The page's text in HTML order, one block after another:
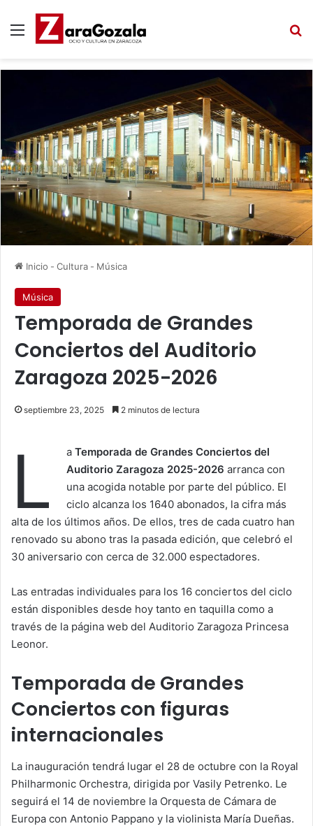
Menú
Inicio - Cultura - Música
Música
Temporada de Grandes
Conciertos del Auditorio
Zaragoza 2025-2026
septiembre 23, 2025 2 minutos de lectura
L a Temporada de Grandes Conciertos del
Auditorio Zaragoza 2025-2026 arranca con
una acogida notable por parte del público. El
ciclo alcanza los 1640 abonados, la cifra más
alta de los últimos años. De ellos, tres de cada cuatro han
renovado su abono tras la pasada edición, que celebró el
30 aniversario con cerca de 32.000 espectadores.
Las entradas individuales para los 16 conciertos del ciclo
están disponibles desde hoy tanto en taquilla como a
través de la página web del Auditorio Zaragoza Princesa
Leonor.
Temporada de Grandes
Conciertos con figuras
internacionales
La inauguración tendrá lugar el 28 de octubre con la Royal
Philharmonic Orchestra, dirigida por Vasily Petrenko. Le
seguirá el 14 de noviembre la Orquesta de Cámara de
Europa con Antonio Pappano y la violinista María Dueñas.